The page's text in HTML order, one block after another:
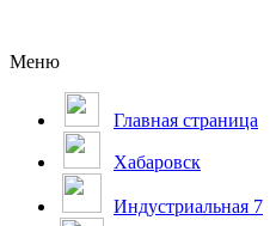
Меню
Главная страница
Хабаровск
Индустриальная 7